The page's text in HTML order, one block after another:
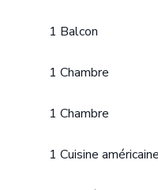
1 Balcon
1 Chambre
1 Chambre
1 Cuisine américaine